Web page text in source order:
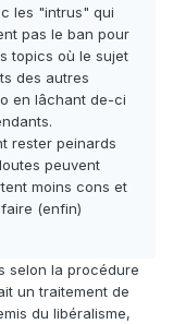
les "intrus" qui
pas le ban pour
topics où le sujet
des autres
en lâchant de-ci
rester peinards
peuvent
moins cons et
(enfin)
selon la procédure
un traitement de
du libéralisme,